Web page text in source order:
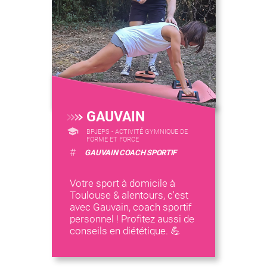
GAUVAIN
BPJEPS - ACTIVITÉ GYMNIQUE DE
FORME ET FORCE
# GAUVAIN COACH SPORTIF
Votre sport à domicile à
Toulouse & alentours, c'est
avec Gauvain, coach sportif
personnel ! Profitez aussi de
conseils en diététique. 💪